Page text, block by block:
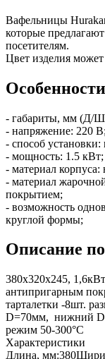
Вафельницы
которые
посетителям.
Цвет изделия может
Особенности
- габариты, мм (Д/
- напряжение: 220 В;
- способ установки:
- мощность: 1.5 кВт;
- материал
- материал
покрытием;
- возможность
круглой формы;
Описание
380x320x245,
антипригарным
тарталетки -8шт.
D=70мм, нижний
режим 50-300°C
Характеристики
Длина, мм:380